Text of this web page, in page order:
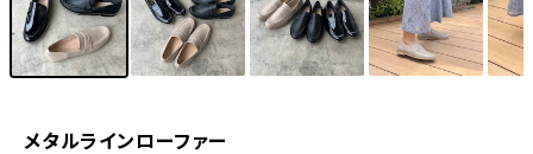
メタルラインローファー